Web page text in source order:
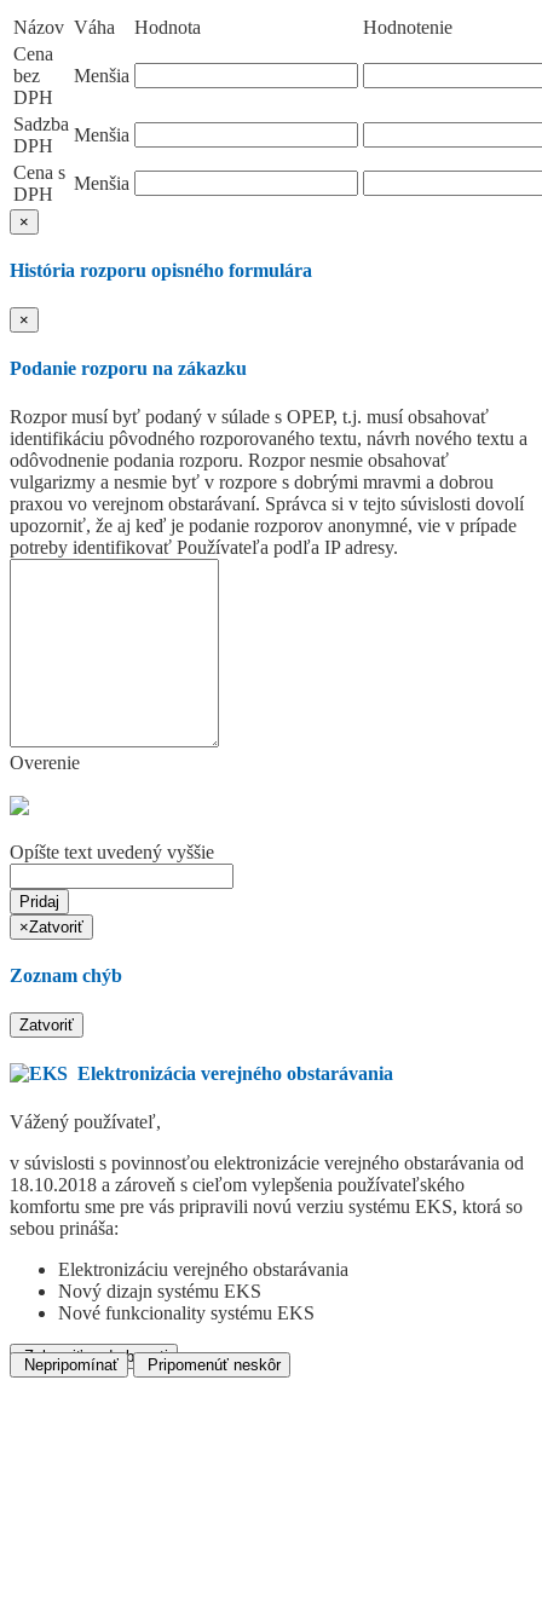
Názov Váha Hodnota
Hodnotenie
Cena
bez
DPH
Menšia
Sadzba
DPH
Menšia
Cena s
DPH
Menšia
×
História rozporu opisného formulára
×
Podanie rozporu na zákazku
Rozpor musí byť podaný v súlade s OPEP, t.j. musí obsahovať
identifikáciu pôvodného rozporovaného textu, návrh nového textu a
odôvodnenie podania rozporu. Rozpor nesmie obsahovať
vulgarizmy a nesmie byť v rozpore s dobrými mravmi a dobrou
praxou vo verejnom obstarávaní. Správca si v tejto súvislosti dovolí
upozorniť, že aj keď je podanie rozporov anonymné, vie v prípade
potreby identifikovať Používateľa podľa IP adresy.
Overenie
Opíšte text uvedený vyššie
Pridaj
×Zatvoriť
Zoznam chýb
Zatvoriť
Elektronizácia verejného obstarávania
Vážený používateľ,
v súvislosti s povinnosťou elektronizácie verejného obstarávania od
18.10.2018 a zároveň s cieľom vylepšenia používateľského
komfortu sme pre vás pripravili novú verziu systému EKS, ktorá so
sebou prináša:
Elektronizáciu verejného obstarávania
Nový dizajn systému EKS
Nové funkcionality systému EKS
Zobraziť podrobnosti
Nepripomínať Pripomenúť neskôr